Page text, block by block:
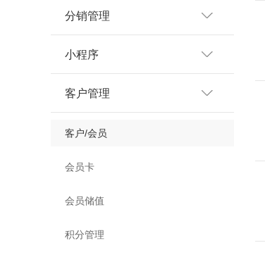
分销管理
小程序
客户管理
客户/会员
会员卡
会员储值
积分管理